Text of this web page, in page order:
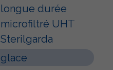
longue durée
microfiltré UHT
Sterilgarda
glace